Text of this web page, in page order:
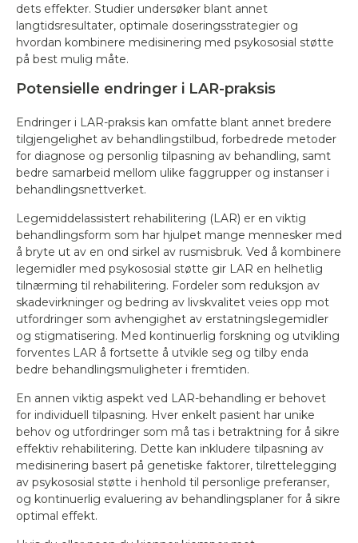
dets effekter. Studier undersøker blant annet
langtidsresultater, optimale doseringsstrategier og
hvordan kombinere medisinering med psykososial støtte
på best mulig måte.
Potensielle endringer i LAR-praksis
Endringer i LAR-praksis kan omfatte blant annet bredere
tilgjengelighet av behandlingstilbud, forbedrede metoder
for diagnose og personlig tilpasning av behandling, samt
bedre samarbeid mellom ulike faggrupper og instanser i
behandlingsnettverket.
Legemiddelassistert rehabilitering (LAR) er en viktig
behandlingsform som har hjulpet mange mennesker med
å bryte ut av en ond sirkel av rusmisbruk. Ved å kombinere
legemidler med psykososial støtte gir LAR en helhetlig
tilnærming til rehabilitering. Fordeler som reduksjon av
skadevirkninger og bedring av livskvalitet veies opp mot
utfordringer som avhengighet av erstatningslegemidler
og stigmatisering. Med kontinuerlig forskning og utvikling
forventes LAR å fortsette å utvikle seg og tilby enda
bedre behandlingsmuligheter i fremtiden.
En annen viktig aspekt ved LAR-behandling er behovet
for individuell tilpasning. Hver enkelt pasient har unike
behov og utfordringer som må tas i betraktning for å sikre
effektiv rehabilitering. Dette kan inkludere tilpasning av
medisinering basert på genetiske faktorer, tilrettelegging
av psykososial støtte i henhold til personlige preferanser,
og kontinuerlig evaluering av behandlingsplaner for å sikre
optimal effekt.